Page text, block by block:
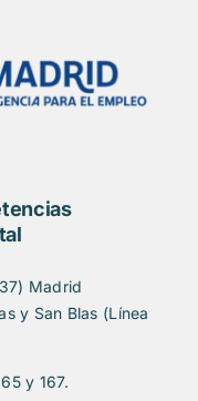
Madrid
y San Blas (Línea
y 167.